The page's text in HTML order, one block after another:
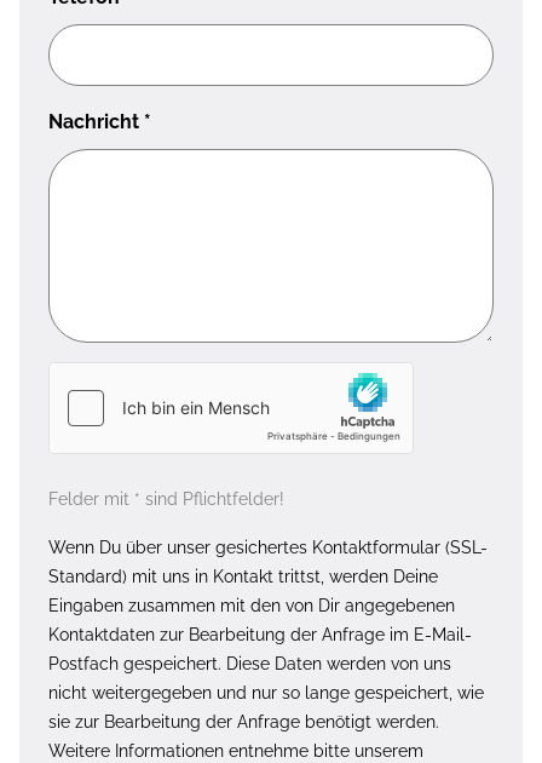
Nachricht *
Felder mit * sind Pflichtfelder!
Wenn Du über unser gesichertes Kontaktformular (SSL-
Standard) mit uns in Kontakt trittst, werden Deine
Eingaben zusammen mit den von Dir angegebenen
Kontaktdaten zur Bearbeitung der Anfrage im E-Mail-
Postfach gespeichert. Diese Daten werden von uns
nicht weitergegeben und nur so lange gespeichert, wie
sie zur Bearbeitung der Anfrage benötigt werden.
Weitere Informationen entnehme bitte unserem